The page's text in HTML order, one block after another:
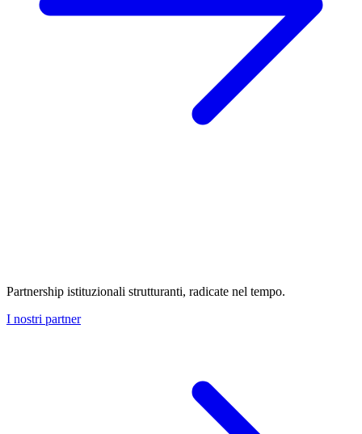
Partnership istituzionali strutturanti, radicate nel tempo.
I nostri partner